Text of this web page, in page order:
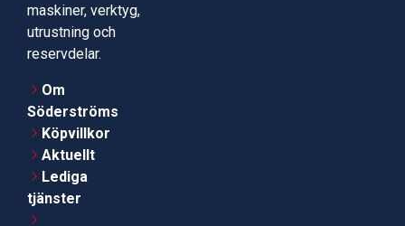
maskiner, verktyg,
utrustning och
reservdelar.
Om
Söderströms
Köpvillkor
Aktuellt
Lediga
tjänster